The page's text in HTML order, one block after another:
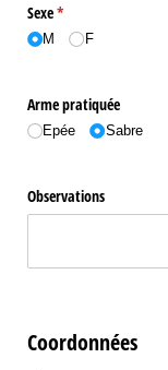
Sexe*
(requis)
M F
Arme pratiquée
Epée Sabre
Observations
Coordonnées